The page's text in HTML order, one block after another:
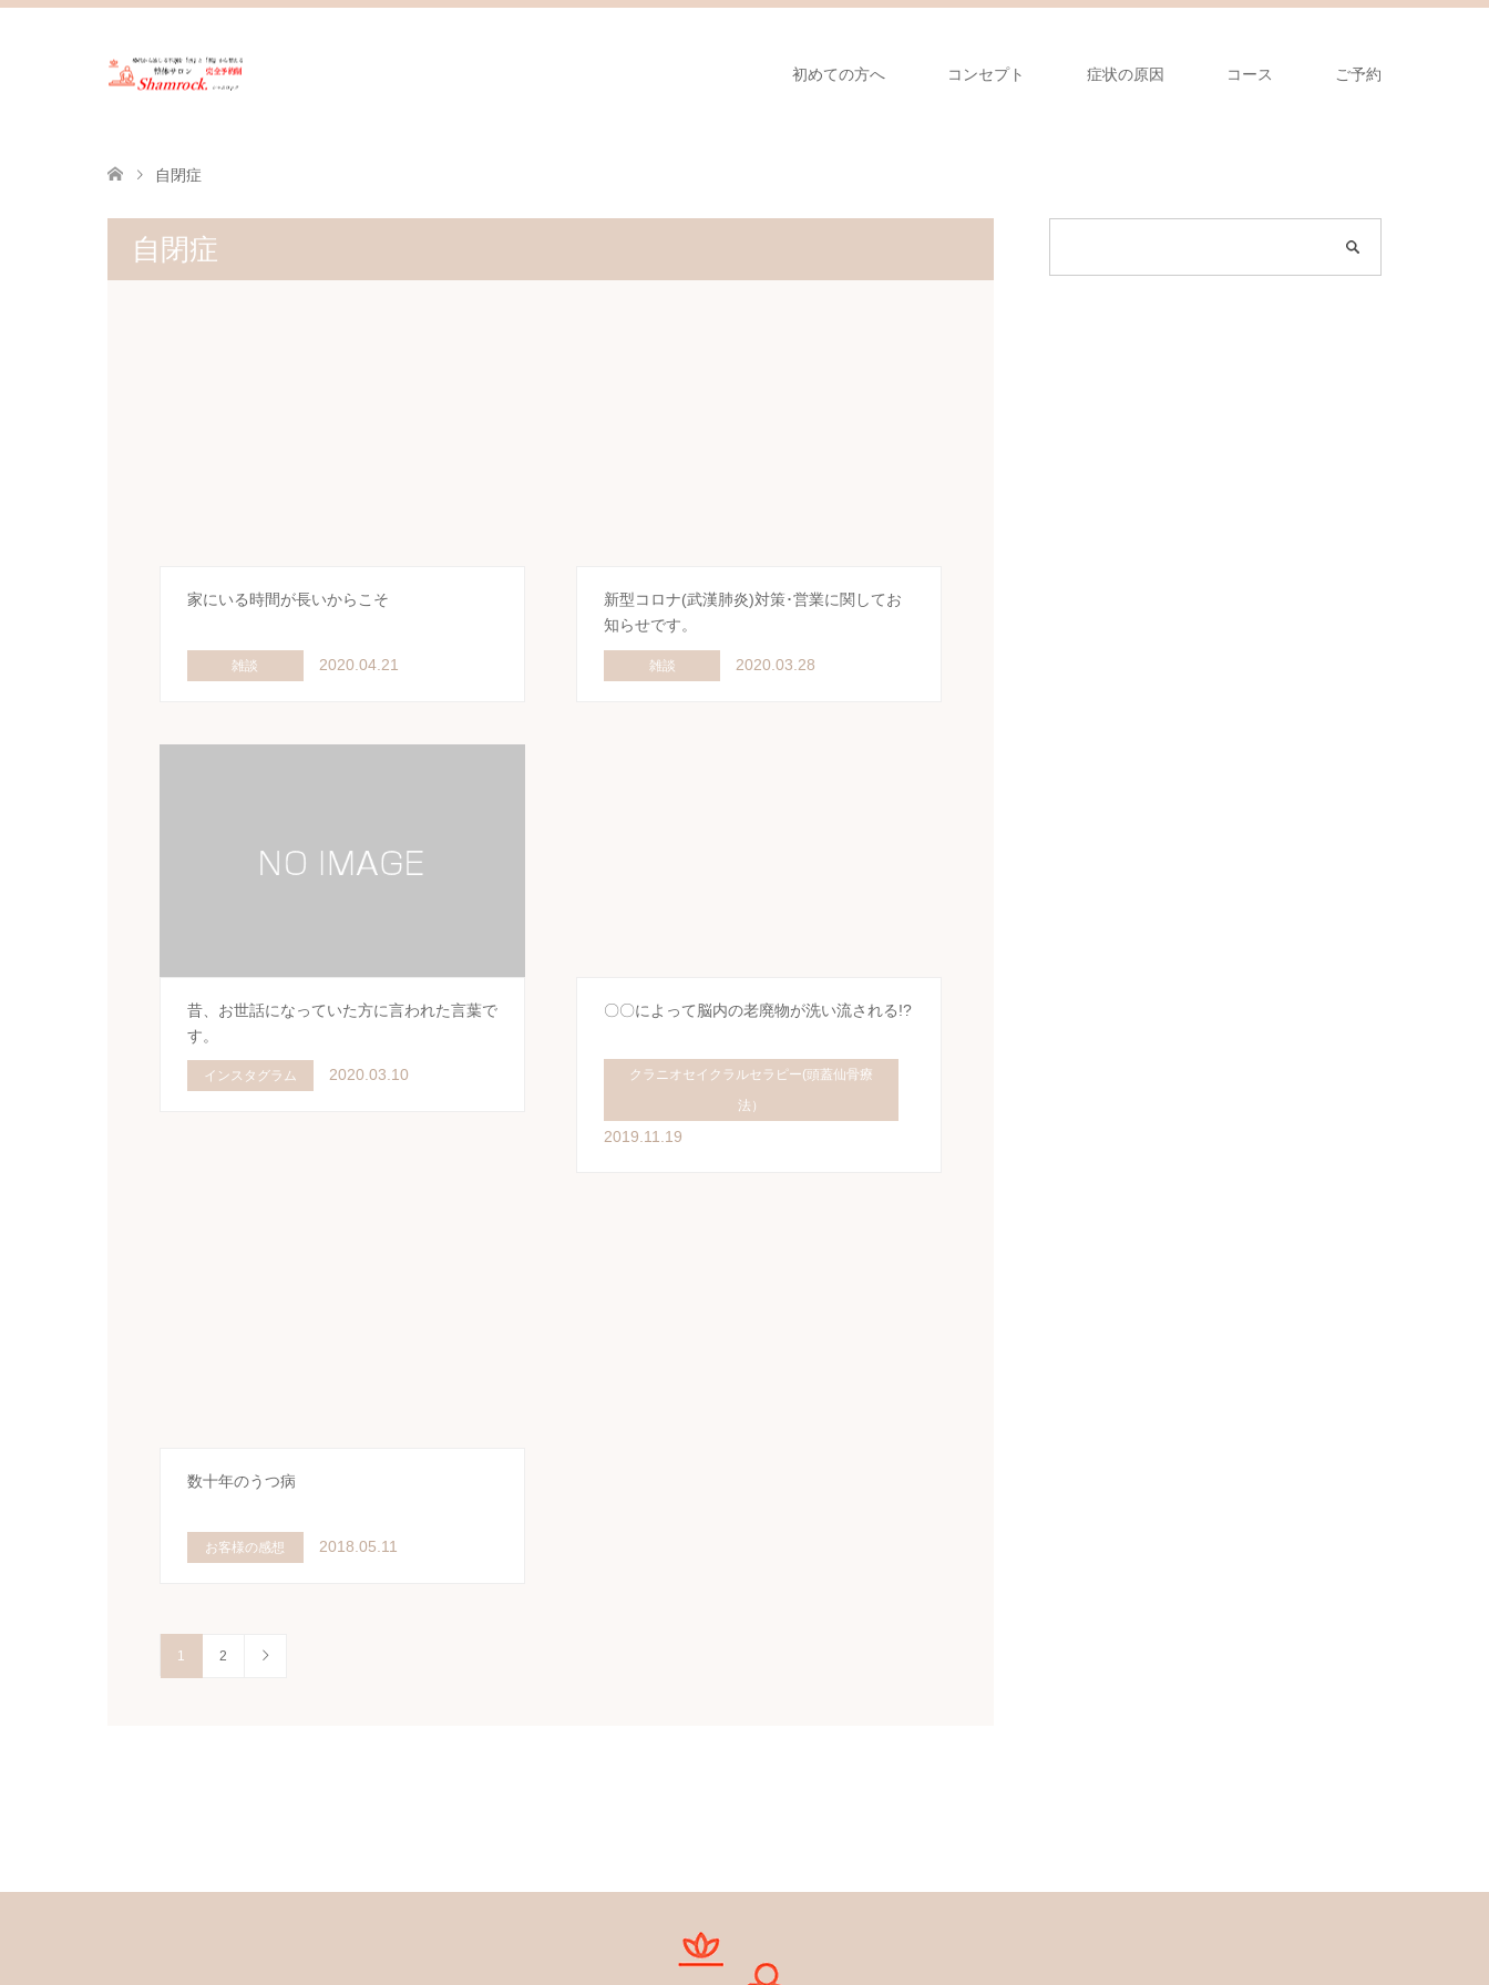
初めての方へ コンセプト 症状の原因 コース ご予約
自閉症
自閉症
家にいる時間が長いからこそ
雑談 2020.04.21
新型コロナ(武漢肺炎)対策･営業に関してお
知らせです。
雑談 2020.03.28
昔、お世話になっていた方に言われた言葉で
す。
インスタグラム 2020.03.10
〇〇によって脳内の老廃物が洗い流される!?
クラニオセイクラルセラピー(頭蓋仙骨療
法）
2019.11.19
数十年のうつ病
お客様の感想 2018.05.11
1 2